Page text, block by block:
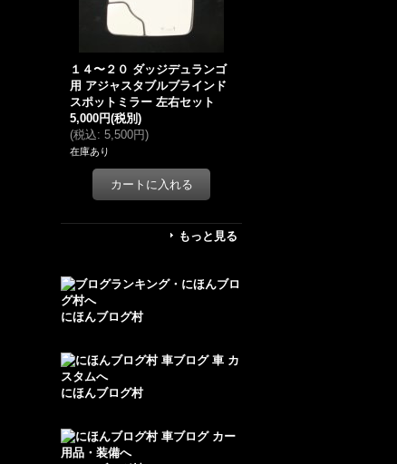
１４〜２０ ダッジデュランゴ
用 アジャスタブルブラインド
スポットミラー 左右セット
5,000円(税別)
(税込: 5,500円)
在庫あり
もっと見る
にほんブログ村
にほんブログ村